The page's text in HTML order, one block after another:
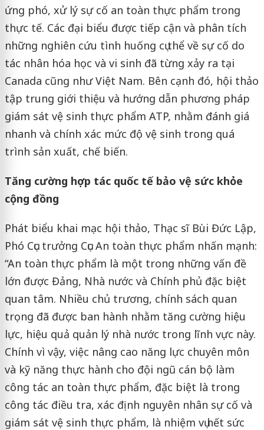
ứng phó, xử lý sự cố an toàn thực phẩm trong
thực tế. Các đại biểu được tiếp cận và phân tích
những nghiên cứu tình huống cụ thể về sự cố do
tác nhân hóa học và vi sinh đã từng xảy ra tại
Canada cũng như Việt Nam. Bên cạnh đó, hội thảo
tập trung giới thiệu và hướng dẫn phương pháp
giám sát vệ sinh thực phẩm ATP, nhằm đánh giá
nhanh và chính xác mức độ vệ sinh trong quá
trình sản xuất, chế biến.
Tăng cường hợp tác quốc tế bảo vệ sức khỏe
cộng đồng
Phát biểu khai mạc hội thảo, Thạc sĩ Bùi Đức Lập,
Phó Cục trưởng Cục An toàn thực phẩm nhấn mạnh:
“An toàn thực phẩm là một trong những vấn đề
lớn được Đảng, Nhà nước và Chính phủ đặc biệt
quan tâm. Nhiều chủ trương, chính sách quan
trọng đã được ban hành nhằm tăng cường hiệu
lực, hiệu quả quản lý nhà nước trong lĩnh vực này.
Chính vì vậy, việc nâng cao năng lực chuyên môn
và kỹ năng thực hành cho đội ngũ cán bộ làm
công tác an toàn thực phẩm, đặc biệt là trong
công tác điều tra, xác định nguyên nhân sự cố và
giám sát vệ sinh thực phẩm, là nhiệm vụ hết sức